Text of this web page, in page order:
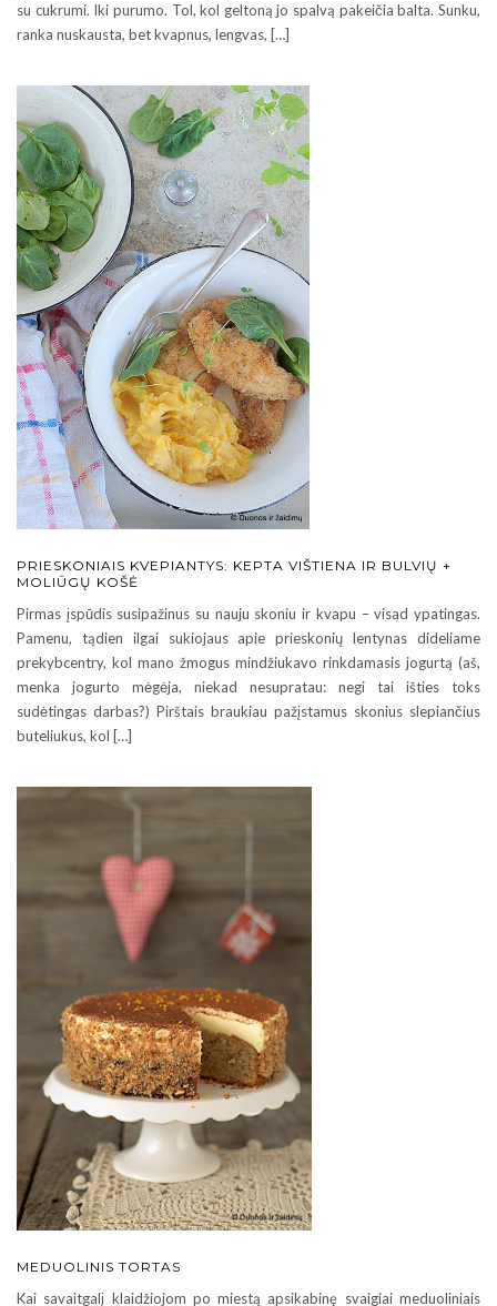
su cukrumi. Iki purumo. Tol, kol geltoną jo spalvą pakeičia balta. Sunku,
ranka nuskausta, bet kvapnus, lengvas, […]
PRIESKONIAIS KVEPIANTYS: KEPTA VIŠTIENA IR BULVIŲ +
MOLIŪGŲ KOŠĖ
Pirmas įspūdis susipažinus su nauju skoniu ir kvapu – visad ypatingas.
Pamenu, tądien ilgai sukiojaus apie prieskonių lentynas dideliame
prekybcentry, kol mano žmogus mindžiukavo rinkdamasis jogurtą (aš,
menka jogurto mėgėja, niekad nesupratau: negi tai išties toks
sudėtingas darbas?) Pirštais braukiau pažįstamus skonius slepiančius
buteliukus, kol […]
MEDUOLINIS TORTAS
Kai savaitgalį klaidžiojom po miestą apsikabinę svaigiai meduoliniais